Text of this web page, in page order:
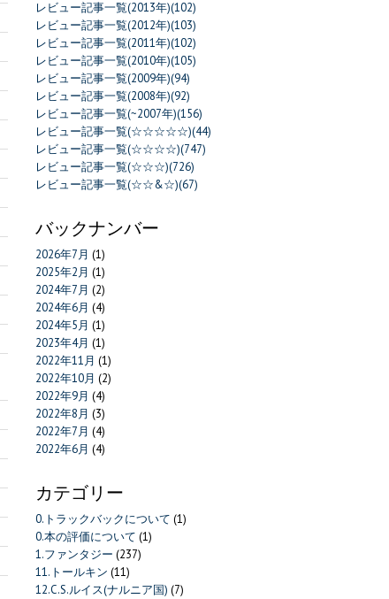
レビュー記事一覧(2013年)(102)
レビュー記事一覧(2012年)(103)
レビュー記事一覧(2011年)(102)
レビュー記事一覧(2010年)(105)
レビュー記事一覧(2009年)(94)
レビュー記事一覧(2008年)(92)
レビュー記事一覧(~2007年)(156)
レビュー記事一覧(☆☆☆☆☆)(44)
レビュー記事一覧(☆☆☆☆)(747)
レビュー記事一覧(☆☆☆)(726)
レビュー記事一覧(☆☆&☆)(67)
バックナンバー
2026年7月 (1)
2025年2月 (1)
2024年7月 (2)
2024年6月 (4)
2024年5月 (1)
2023年4月 (1)
2022年11月 (1)
2022年10月 (2)
2022年9月 (4)
2022年8月 (3)
2022年7月 (4)
2022年6月 (4)
カテゴリー
0.トラックバックについて (1)
0.本の評価について (1)
1.ファンタジー (237)
11.トールキン (11)
12.C.S.ルイス(ナルニア国) (7)